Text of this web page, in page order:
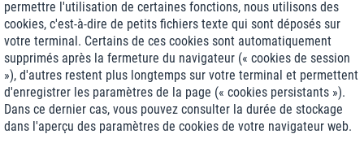
permettre l'utilisation de certaines fonctions, nous utilisons des
cookies, c'est-à-dire de petits fichiers texte qui sont déposés sur
votre terminal. Certains de ces cookies sont automatiquement
supprimés après la fermeture du navigateur (« cookies de session
»), d'autres restent plus longtemps sur votre terminal et permettent
d'enregistrer les paramètres de la page (« cookies persistants »).
Dans ce dernier cas, vous pouvez consulter la durée de stockage
dans l'aperçu des paramètres de cookies de votre navigateur web.